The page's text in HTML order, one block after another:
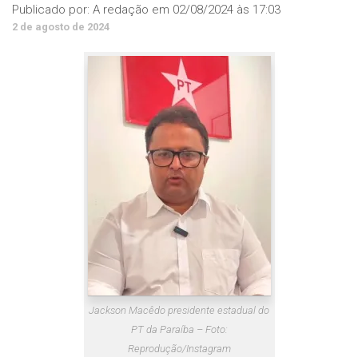
Publicado por: A redação em 02/08/2024 às 17:03
2 de agosto de 2024
Jackson Macêdo presidente estadual do
PT da Paraíba – Foto:
Reprodução/Instagram